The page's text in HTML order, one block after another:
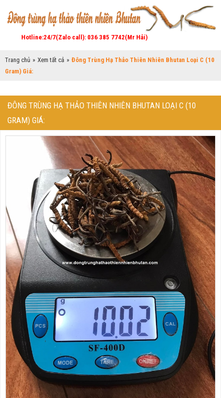
Hotline:24/7(Zalo call): 036 385 7742(Mr Hải)
Trang chủ » Xem tất cả » Đông Trùng Hạ Thảo Thiên Nhiên Bhutan Loại C (10
Gram) Giá:
ĐÔNG TRÙNG HẠ THẢO THIÊN NHIÊN BHUTAN LOẠI C (10
GRAM) GIÁ: